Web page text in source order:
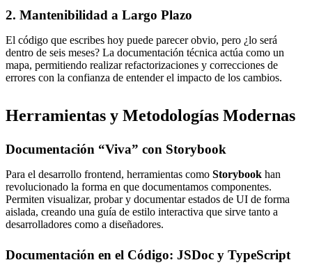
2. Mantenibilidad a Largo Plazo
El código que escribes hoy puede parecer obvio, pero ¿lo será
dentro de seis meses? La documentación técnica actúa como un
mapa, permitiendo realizar refactorizaciones y correcciones de
errores con la confianza de entender el impacto de los cambios.
Herramientas y Metodologías Modernas
Documentación “Viva” con Storybook
Para el desarrollo frontend, herramientas como Storybook han
revolucionado la forma en que documentamos componentes.
Permiten visualizar, probar y documentar estados de UI de forma
aislada, creando una guía de estilo interactiva que sirve tanto a
desarrolladores como a diseñadores.
Documentación en el Código: JSDoc y TypeScript